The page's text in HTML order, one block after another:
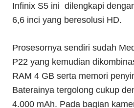
Infinix S5 ini dilengkapi
6,6 inci yang beresolusi HD.
Prosesornya sendiri sudah
P22 yang kemudian
RAM 4 GB serta memori
Baterainya tergolong cukup
4.000 mAh. Pada bagian